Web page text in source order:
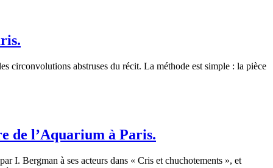
circonvolutions abstruses du récit. La méthode est simple : la pièce
de l’Aquarium à Paris.
I. Bergman à ses acteurs dans « Cris et chuchotements », et